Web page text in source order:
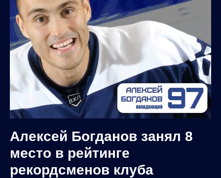
Алексей Богданов занял 8
место в рейтинге
рекордсменов клуба